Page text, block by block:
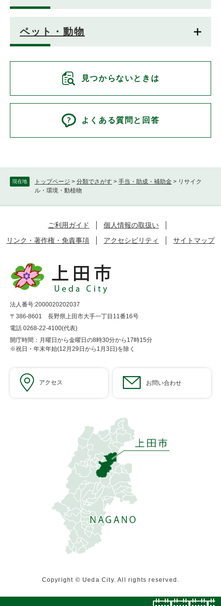
現在地 トップページ > 分類でさがす > 手当・助成・補助金 > リサイク
ル・環境・動植物
ペット・動物
見つからないときは
よくある質問と回答
ご利用ガイド
個人情報の取扱い
リンク・著作権・免責事項
アクセシビリティ サイトマップ
法人番号:2000020202037
〒386-8601 長野県上田市大手一丁目11番16号
電話 0268-22-4100(代表)
開庁時間：月曜日から金曜日の8時30分から17時15分
※祝日・年末年始(12月29日から1月3日)を除く
アクセス お問い合わせ
Copyright © Ueda City. All rights reserved.